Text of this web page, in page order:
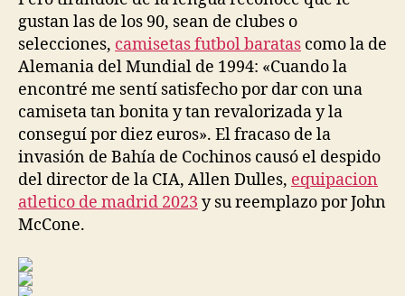
gustan las de los 90, sean de clubes o
selecciones, camisetas futbol baratas como la de
Alemania del Mundial de 1994: «Cuando la
encontré me sentí satisfecho por dar con una
camiseta tan bonita y tan revalorizada y la
conseguí por diez euros». El fracaso de la
invasión de Bahía de Cochinos causó el despido
del director de la CIA, Allen Dulles, equipacion
atletico de madrid 2023 y su reemplazo por John
McCone.